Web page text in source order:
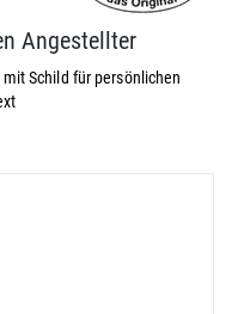
Angestellter
Schild für persönlichen